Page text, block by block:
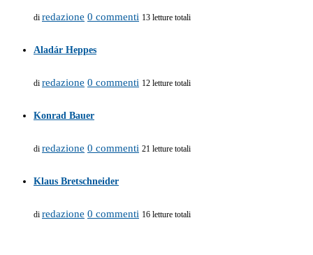
di redazione 0 commenti 13 letture totali
Aladár Heppes
di redazione 0 commenti 12 letture totali
Konrad Bauer
di redazione 0 commenti 21 letture totali
Klaus Bretschneider
di redazione 0 commenti 16 letture totali